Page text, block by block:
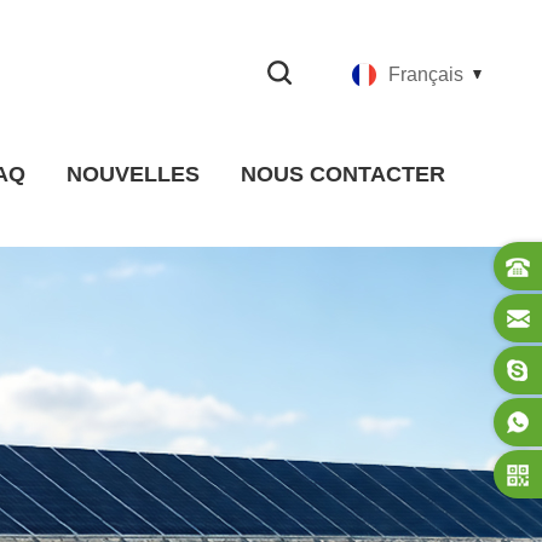
Français
NOUVELLES NOUS CONTACTER